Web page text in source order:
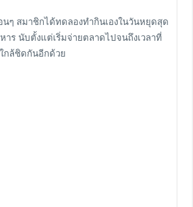
ๆ สมาชิกได้ทดลองทำกินเองในวันหยุดสุด
ร นับตั้งแต่เริ่มจ่ายตลาดไปจนถึงเวลาที่
กล้ชิดกันอีกด้วย